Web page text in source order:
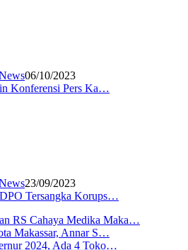
06/10/2023
Konferensi Pers Ka…
23/09/2023
Tersangka Korups…
RS Cahaya Medika Maka…
Makassar, Annar S…
2024, Ada 4 Toko…